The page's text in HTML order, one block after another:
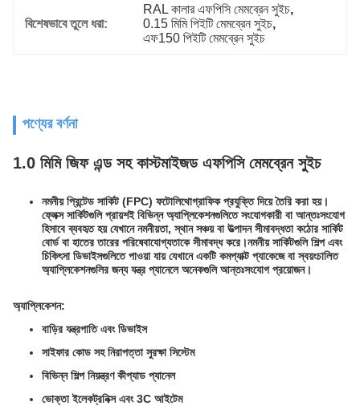
বিশেষভাবে তুলে ধরা:
RAL কালার এফপিসি মেমব্রেন সুইচ,
0.15 মিমি পিইটি মেমব্রেন সুইচ,
এফ150 পিইটি মেমব্রেন সুইচ
পণ্যের বর্ণনা
1.0 মিমি জিফ এন্ড সহ কাস্টমাইজড এফপিসি মেমব্রেন সুইচ
নমনীয় প্রিন্টেড সার্কিট (FPC) ফটোলিথোগ্রাফিক প্রযুক্তি দিয়ে তৈরি করা হয়।
ফ্লেক্স সার্কিটগুলি প্রায়শই বিভিন্ন অ্যাপ্লিকেশনগুলিতে সংযোগকারী বা আন্তঃসংযোগ
হিসাবে ব্যবহৃত হয় যেখানে নমনীয়তা, স্থান সঞ্চয় বা উত্পাদন সীমাবদ্ধতা কঠোর সার্কিট
বোর্ড বা হাতের তারের পরিষেবাযোগ্যতাকে সীমাবদ্ধ করে।নমনীয় সার্কিটগুলি শিল্প এবং
চিকিৎসা ডিভাইসগুলিতে পাওয়া যায় যেখানে একটি কমপ্যাক্ট প্যাকেজে বা স্বয়ংচালিত
অ্যাপ্লিকেশনগুলির জন্য যন্ত্র প্যানেলে অনেকগুলি আন্তঃসংযোগ প্রয়োজন।
অ্যাপ্লিকেশন:
বাড়ির যন্ত্রপাতি এবং ডিভাইস
সাইফার কোড সহ নিরাপত্তা সুরক্ষা সিস্টেম
বিভিন্ন শিল্প নিয়ন্ত্রণ কীপ্যাড প্যানেল
ভোক্তা ইলেকট্রনিক্স এবং 3C আইটেম